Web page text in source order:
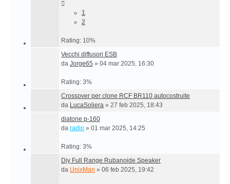
1
2
Rating: 10%
Vecchi diffusori ESB
da Jorge65 » 04 mar 2025, 16:30
Rating: 3%
Crossover per clone RCF BR110 autocostruite
da LucaSoliera » 27 feb 2025, 18:43
diatone p-160
da radio » 01 mar 2025, 14:25
Rating: 3%
Diy Full Range Rubanoide Speaker
da UnixMan » 06 feb 2025, 19:42